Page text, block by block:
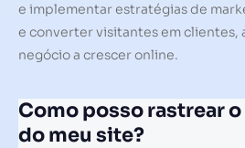
e implementar estratégias de
e converter visitantes em clientes,
negócio a crescer online.
Como posso rastrear
do meu site?